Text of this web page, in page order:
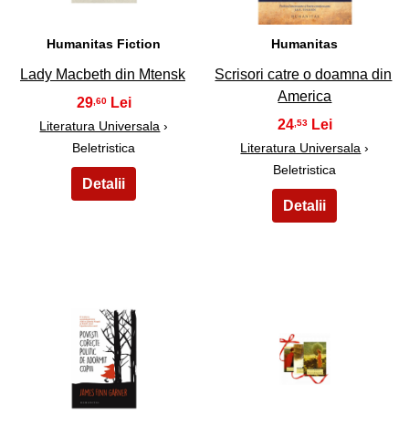
Humanitas Fiction
Lady Macbeth din Mtensk
29,60
Literatura Universala ›
Beletristica
Humanitas
Scrisori catre o doamna din
America
24 ,53
Literatura Universala ›
Beletristica
41 42